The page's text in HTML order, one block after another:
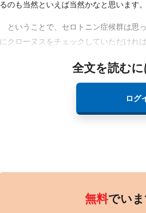
るのも当然といえば当然かなと思います。
ということで、セロトニン症候群は思
にクローヌスをチェックしていただけれ
全文を読む
ログ
無料でい